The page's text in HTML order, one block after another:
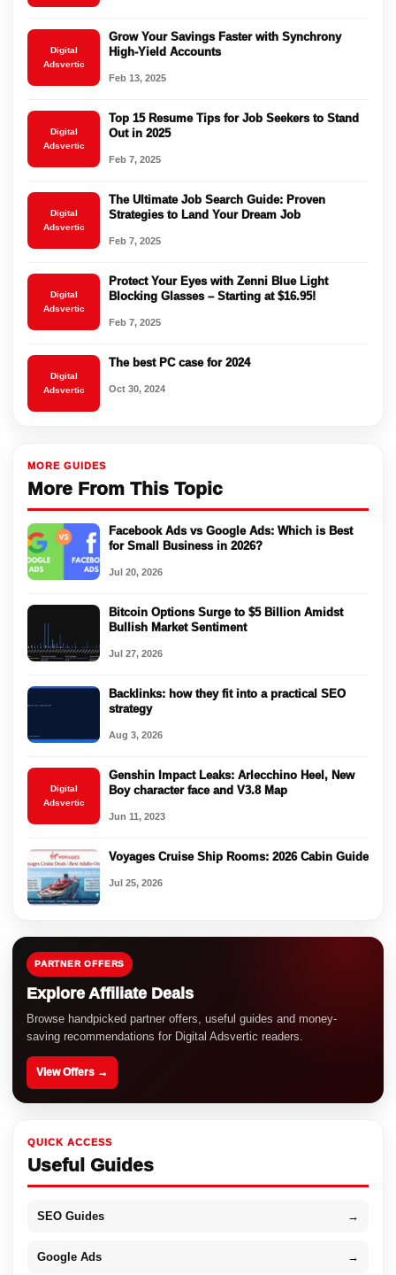
Digital
Adsvertic
Grow Your Savings Faster with Synchrony
High-Yield Accounts
Feb 13, 2025
Digital
Adsvertic
Top 15 Resume Tips for Job Seekers to Stand
Out in 2025
Feb 7, 2025
Digital
Adsvertic
The Ultimate Job Search Guide: Proven
Strategies to Land Your Dream Job
Feb 7, 2025
Digital
Adsvertic
Protect Your Eyes with Zenni Blue Light
Blocking Glasses – Starting at $16.95!
Feb 7, 2025
Digital
Adsvertic
The best PC case for 2024
Oct 30, 2024
MORE GUIDES
More From This Topic
Facebook Ads vs Google Ads: Which is Best
for Small Business in 2026?
Jul 20, 2026
Bitcoin Options Surge to $5 Billion Amidst
Bullish Market Sentiment
Jul 27, 2026
Backlinks: how they fit into a practical SEO
strategy
Aug 3, 2026
Digital
Adsvertic
Genshin Impact Leaks: Arlecchino Heel, New
Boy character face and V3.8 Map
Jun 11, 2023
Voyages Cruise Ship Rooms: 2026 Cabin Guide
Jul 25, 2026
PARTNER OFFERS
Explore Affiliate Deals
Browse handpicked partner offers, useful guides and money-
saving recommendations for Digital Adsvertic readers.
View Offers →
QUICK ACCESS
Useful Guides
SEO Guides →
Google Ads →